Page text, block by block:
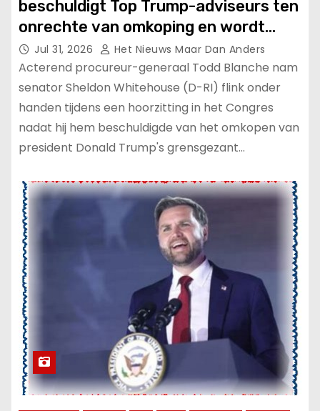
beschuldigt Top Trump-adviseurs ten
onrechte van omkoping en wordt
betrapt op zijn leugens, vernietigd.
Jul 31, 2026 Het Nieuws Maar Dan Anders
Acterend procureur-generaal Todd Blanche nam
senator Sheldon Whitehouse (D-RI) flink onder
handen tijdens een hoorzitting in het Congres
nadat hij hem beschuldigde van het omkopen van
president Donald Trump's grensgezant…